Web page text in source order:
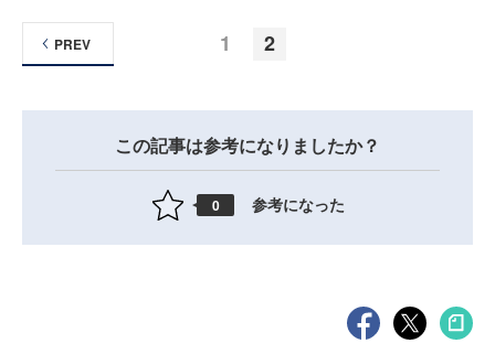
1 2
PREV
この記事は参考になりましたか？
0 参考になった